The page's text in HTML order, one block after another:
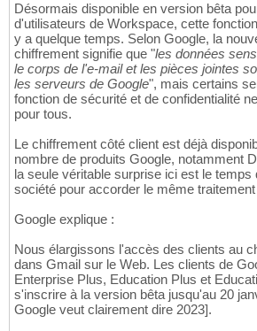
Désormais disponible en version bêta
d'utilisateurs de Workspace, cette
y a quelque temps. Selon Google, la
chiffrement signifie que "les données
le corps de l'e-mail et les pièces jointes
les serveurs de Google", mais certains
fonction de sécurité et de confidentialité
pour tous.
Le chiffrement côté client est déjà
nombre de produits Google, notamment
la seule véritable surprise ici est le temps
société pour accorder le même
Google explique :
Nous élargissons l'accès des clients au
dans Gmail sur le Web. Les clients de
Enterprise Plus, Education Plus et
s'inscrire à la version bêta jusqu'au 20
Google veut clairement dire 2023].